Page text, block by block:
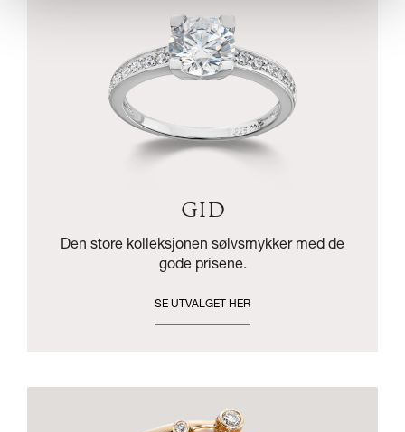
GID
Den store kolleksjonen sølvsmykker med de
gode prisene.
SE UTVALGET HER